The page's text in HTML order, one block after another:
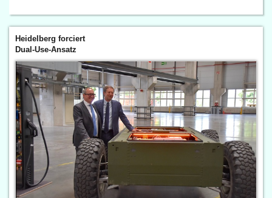
Heidelberg forciert
Dual-Use-Ansatz